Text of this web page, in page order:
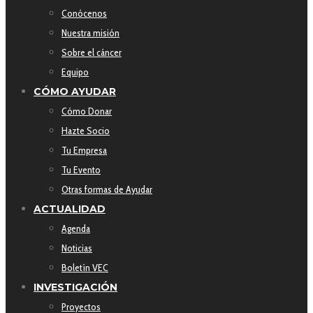
Conócenos
Nuestra misión
Sobre el cáncer
Equipo
CÓMO AYUDAR
Cómo Donar
Hazte Socio
Tu Empresa
Tu Evento
Otras formas de Ayudar
ACTUALIDAD
Agenda
Noticias
Boletín VEC
INVESTIGACIÓN
Proyectos